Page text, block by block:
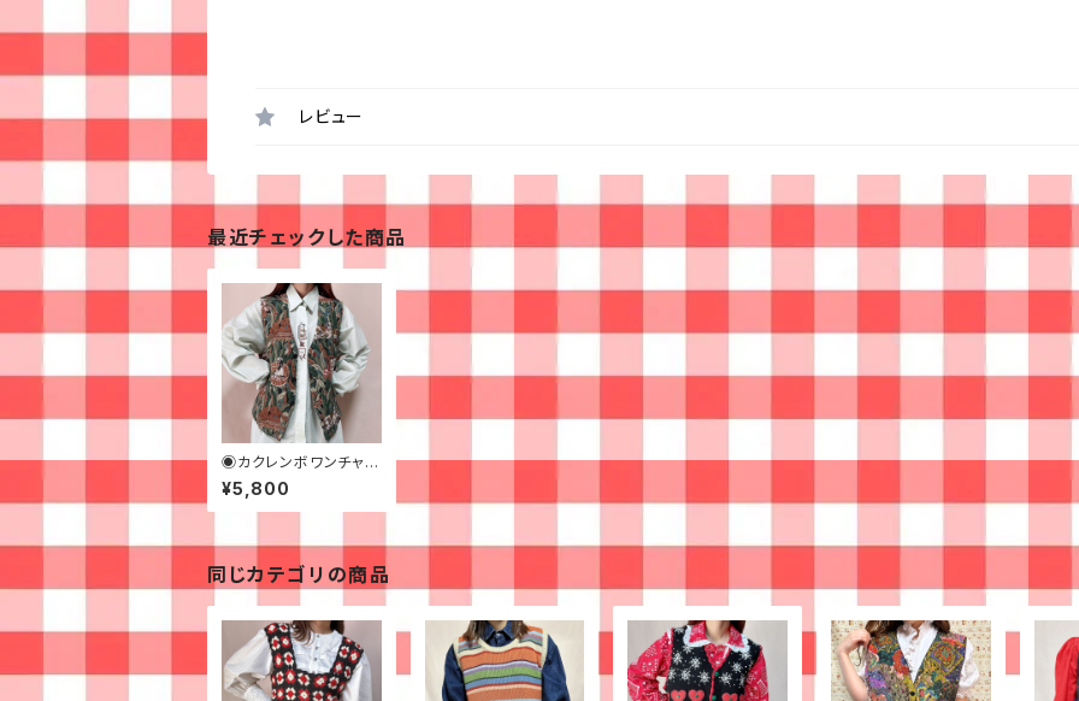
レビュー
最近チェックした商品
◉カクレンボワンチャン
のゴブランベスト◉古着
¥5,800
同じカテゴリの商品